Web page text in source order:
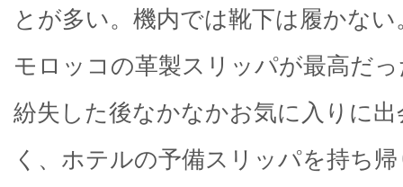
とが多い。機内では靴下は履かな
モロッコの革製スリッパが最高だ
紛失した後なかなかお気に入りに
く、ホテルの予備スリッパを持ち